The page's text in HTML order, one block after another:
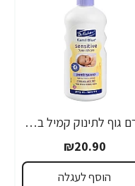
קרם גוף לתינוק קמיל בלו סנסטיב שיבולת שועל 500 מ"ל - ד"ר פישר
₪20.90
הוסף לעגלה